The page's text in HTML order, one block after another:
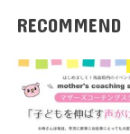
RECOMMEND